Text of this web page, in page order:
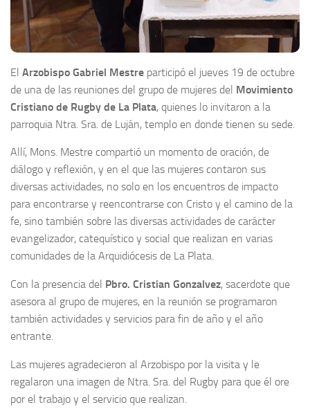
El Arzobispo Gabriel Mestre participó el jueves 19 de octubre
de una de las reuniones del grupo de mujeres del Movimiento
Cristiano de Rugby de La Plata, quienes lo invitaron a la
parroquia Ntra. Sra. de Luján, templo en donde tienen su sede.
Allí, Mons. Mestre compartió un momento de oración, de
diálogo y reflexión, y en el que las mujeres contaron sus
diversas actividades, no solo en los encuentros de impacto
para encontrarse y reencontrarse con Cristo y el camino de la
fe, sino también sobre las diversas actividades de carácter
evangelizador, catequístico y social que realizan en varias
comunidades de la Arquidiócesis de La Plata.
Con la presencia del Pbro. Cristian Gonzalvez, sacerdote que
asesora al grupo de mujeres, en la reunión se programaron
también actividades y servicios para fin de año y el año
entrante.
Las mujeres agradecieron al Arzobispo por la visita y le
regalaron una imagen de Ntra. Sra. del Rugby para que él ore
por el trabajo y el servicio que realizan.